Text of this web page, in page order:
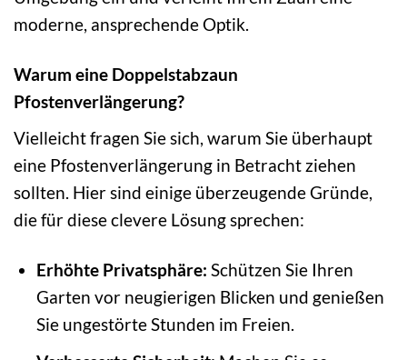
moderne, ansprechende Optik.
Warum eine Doppelstabzaun
Pfostenverlängerung?
Vielleicht fragen Sie sich, warum Sie überhaupt
eine Pfostenverlängerung in Betracht ziehen
sollten. Hier sind einige überzeugende Gründe,
die für diese clevere Lösung sprechen:
Erhöhte Privatsphäre: Schützen Sie Ihren
Garten vor neugierigen Blicken und genießen
Sie ungestörte Stunden im Freien.